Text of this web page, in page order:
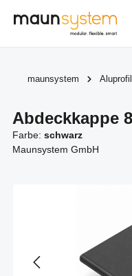
Zum Hauptinhalt springen
maunsystem
Abdeckkappe
Farbe: schwarz
Maunsystem GmbH